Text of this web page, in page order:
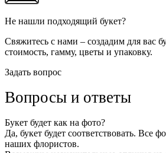
Не нашли подходящий букет?
Свяжитесь с нами – создадим для вас
стоимость, гамму, цветы и упаковку.
Задать вопрос
Вопросы и ответы
Букет будет как на фото?
Да, букет будет соответствовать. Все
наших флористов.